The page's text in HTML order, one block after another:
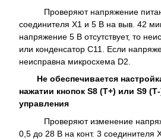
Проверяют напряжение
соединителя Х1 и 5 В на выв. 42
напряжение 5 В отсутствует, то
или конденсатор С11. Если
неисправна микросхема D2.
Не обеспечивается
нажатии кнопок S8 (Т+) или S9
управления
Проверяют изменение
0,5 до 28 В на конт. 3 соединителя